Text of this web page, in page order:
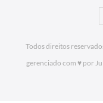
Todos direitos
gerenciado com ♥ por